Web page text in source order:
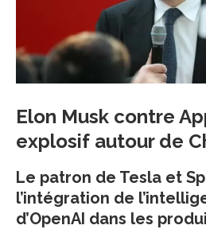
Elon Musk contre
explosif autour de
Le patron de Tesla et
l’intégration de
d’OpenAI dans les